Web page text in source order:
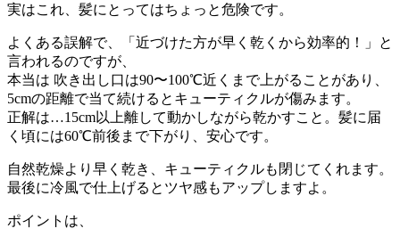
実はこれ、髪にとってはちょっと危険です。
よくある誤解で、「近づけた方が早く乾くから効率的！」と
言われるのですが、
本当は 吹き出し口は90〜100℃近くまで上がることがあり、
5cmの距離で当て続けるとキューティクルが傷みます。
正解は…15cm以上離して動かしながら乾かすこと。髪に届
く頃には60℃前後まで下がり、安心です。
自然乾燥より早く乾き、キューティクルも閉じてくれます。
最後に冷風で仕上げるとツヤ感もアップしますよ。
ポイントは、